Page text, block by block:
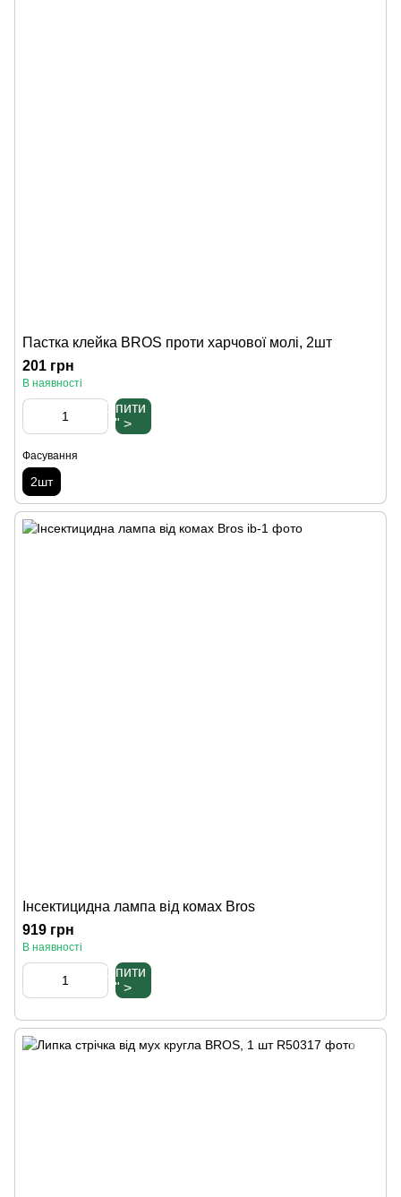
Пастка клейка BROS проти харчової молі, 2шт
201 грн
В наявності
Купити
" >
Фасування
2шт
Інсектицидна лампа від комах Bros
919 грн
В наявності
Купити
" >